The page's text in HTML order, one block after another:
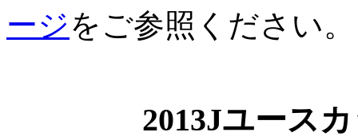
ージをご参照ください。
2013Jユース